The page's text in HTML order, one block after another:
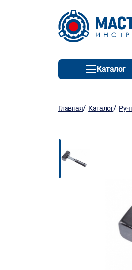
Каталог
Главная/ Каталог/